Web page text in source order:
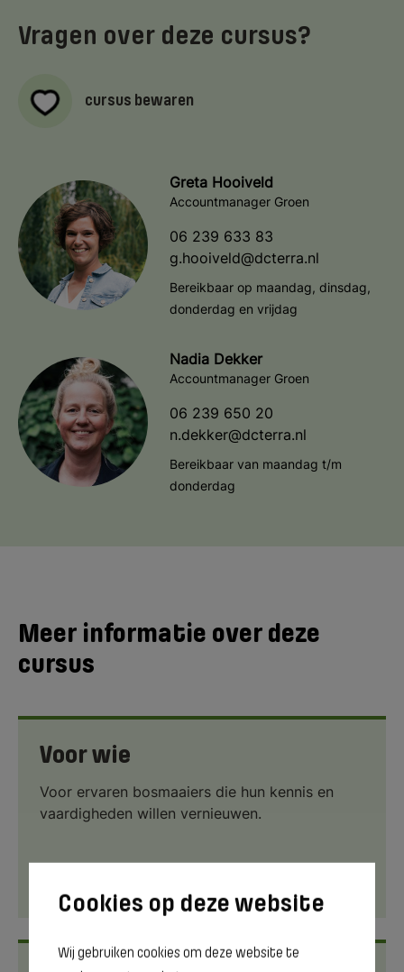
Wij gebruiken cookies om deze website te
Vragen over deze cursus?
cursus bewaren
Greta Hooiveld
Accountmanager Groen
06 239 633 83
g.hooiveld@dcterra.nl
Bereikbaar op maandag, dinsdag,
donderdag en vrijdag
Nadia Dekker
Accountmanager Groen
06 239 650 20
n.dekker@dcterra.nl
Bereikbaar van maandag t/m
donderdag
Meer informatie over deze
cursus
Voor wie
Voor ervaren bosmaaiers die hun kennis en
vaardigheden willen vernieuwen.
Meer informatie